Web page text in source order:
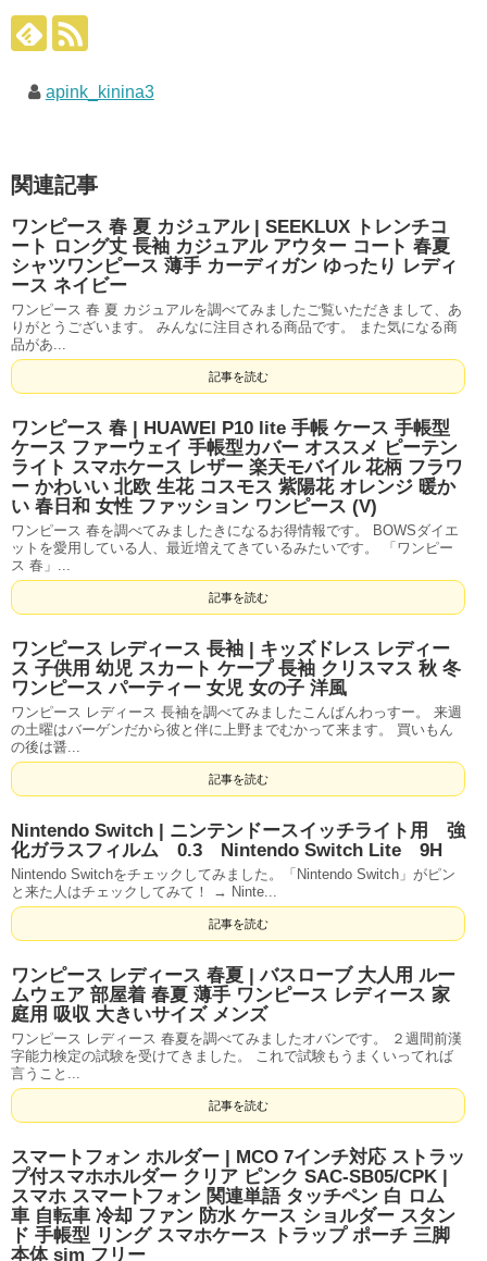
apink_kinina3
関連記事
ワンピース 春 夏 カジュアル | SEEKLUX トレンチコ
ート ロング丈 長袖 カジュアル アウター コート 春夏
シャツワンピース 薄手 カーディガン ゆったり レディ
ース ネイビー
ワンピース 春 夏 カジュアルを調べてみましたご覧いただきまして、あ
りがとうございます。 みんなに注目される商品です。 また気になる商
品があ...
記事を読む
ワンピース 春 | HUAWEI P10 lite 手帳 ケース 手帳型
ケース ファーウェイ 手帳型カバー オススメ ピーテン
ライト スマホケース レザー 楽天モバイル 花柄 フラワ
ー かわいい 北欧 生花 コスモス 紫陽花 オレンジ 暖か
い 春日和 女性 ファッション ワンピース (V)
ワンピース 春を調べてみましたきになるお得情報です。 BOWSダイエ
ットを愛用している人、最近増えてきているみたいです。 「ワンピー
ス 春」...
記事を読む
ワンピース レディース 長袖 | キッズドレス レディー
ス 子供用 幼児 スカート ケープ 長袖 クリスマス 秋 冬
ワンピース パーティー 女児 女の子 洋風
ワンピース レディース 長袖を調べてみましたこんばんわっすー。 来週
の土曜はバーゲンだから彼と伴に上野までむかって来ます。 買いもん
の後は醤...
記事を読む
Nintendo Switch | ニンテンドースイッチライト用 強
化ガラスフィルム 0.3 Nintendo Switch Lite 9H
Nintendo Switchをチェックしてみました。「Nintendo Switch」がピン
と来た人はチェックしてみて！ → Ninte...
記事を読む
ワンピース レディース 春夏 | バスローブ 大人用 ルー
ムウェア 部屋着 春夏 薄手 ワンピース レディース 家
庭用 吸収 大きいサイズ メンズ
ワンピース レディース 春夏を調べてみましたオバンです。 ２週間前漢
字能力検定の試験を受けてきました。 これで試験もうまくいってれば
言うこと...
記事を読む
スマートフォン ホルダー | MCO 7インチ対応 ストラッ
プ付スマホホルダー クリア ピンク SAC-SB05/CPK |
スマホ スマートフォン 関連単語 タッチペン 白 ロム
車 自転車 冷却 ファン 防水 ケース ショルダー スタン
ド 手帳型 リング スマホケース トラップ ポーチ 三脚
本体 sim フリー